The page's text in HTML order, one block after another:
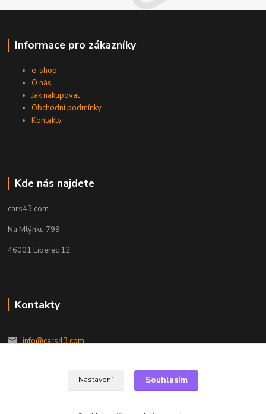
Informace pro zákazníky
e-shop
O nás
Jak nakupovat
Obchodní podmínky
Kontakty
Kde nás najdete
cars43.com
Na Mlýnku 799
46001 Liberec 12
Kontakty
info@cars43.com
Nastavení Souhlasím